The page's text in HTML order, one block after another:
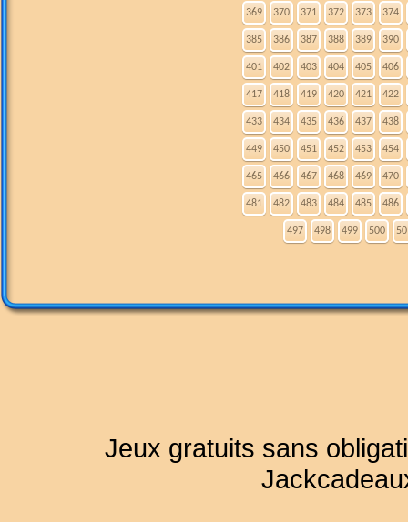
369 370 371 372 373 374
385 386 387 388 389 390
401 402 403 404 405 406
417 418 419 420 421 422
433 434 435 436 437 438
449 450 451 452 453 454
465 466 467 468 469 470
481 482 483 484 485 486
497 498 499 500
Jeux gratuits sans